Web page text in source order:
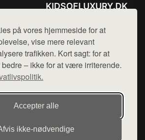
på vores hjemmeside for at
vise mere relevant
trafikken. Kort sagt: for at
– ikke for at være irriterende.
Accepter alle
ikke‑nødvendige
KIDSOFLUXURY.DK
Mail: hej@want.dk
Cookie- og privatlivspolitik
af want.dk, der udgiver en række
af forskellige produkter fra
sælges ikke varer fra denne side - vi
som sælger varen. Vi har heller ikke